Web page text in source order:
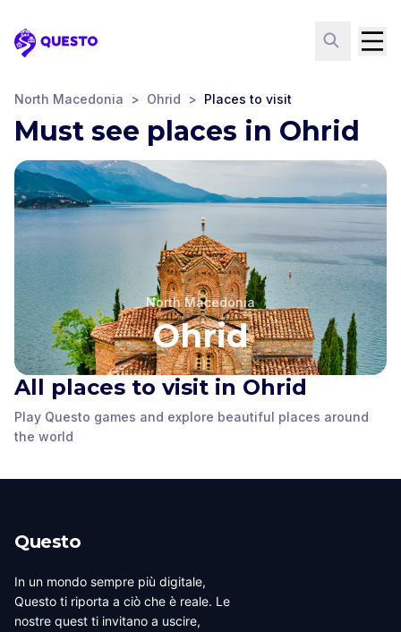
Questo
North Macedonia > Ohrid > Places to visit
Must see places in Ohrid
North Macedonia
Ohrid
All places to visit in Ohrid
Play Questo games and explore beautiful places around
the world
Ancient Macedonian
Theatre of Ohrid
Ohrid,North
Macedonia
Samoil's Fortress
Ohrid,North
Church of Saint Sophia
Ohrid, North
Questo
In un mondo sempre più digitale,
Questo ti riporta a ciò che è reale. Le
nostre quest ti invitano a uscire,